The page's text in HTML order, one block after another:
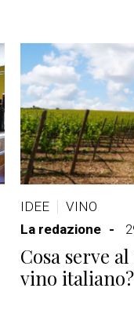
IDEE
VINO
La redazione
Cosa serve
vino italiano?